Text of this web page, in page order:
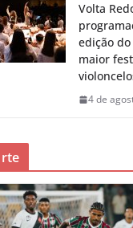
Volta
edição do
maior
4 de